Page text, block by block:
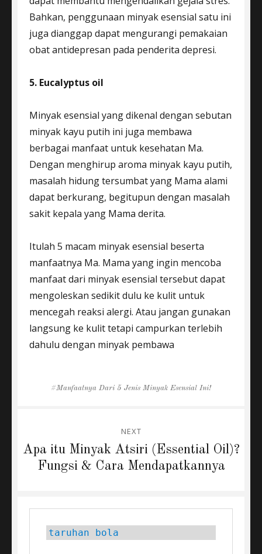
Bahkan, penggunaan minyak esensial satu ini
juga dianggap dapat mengurangi pemakaian
obat antidepresan pada penderita depresi.
5. Eucalyptus oil
Minyak esensial yang dikenal dengan sebutan
minyak kayu putih ini juga membawa
berbagai manfaat untuk kesehatan Ma.
Dengan menghirup aroma minyak kayu putih,
masalah hidung tersumbat yang Mama alami
dapat berkurang, begitupun dengan masalah
sakit kepala yang Mama derita.
Itulah 5 macam minyak esensial beserta
manfaatnya Ma. Mama yang ingin mencoba
manfaat dari minyak esensial tersebut dapat
mengoleskan sedikit dulu ke kulit untuk
mencegah reaksi alergi. Atau jangan gunakan
langsung ke kulit tetapi campurkan terlebih
dahulu dengan minyak pembawa
Tags
Manfaatnya Dari 5 Jenis Minyak Esensial Ini!
navigation
NEXT
Next
Apa itu Minyak Atsiri (Essential Oil)?
Fungsi & Cara Mendapatkannya
taruhan bola